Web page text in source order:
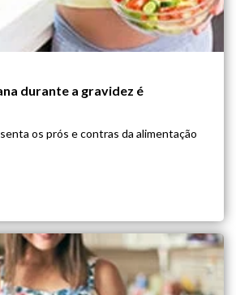
durante a gravidez é
os prós e contras da alimentação